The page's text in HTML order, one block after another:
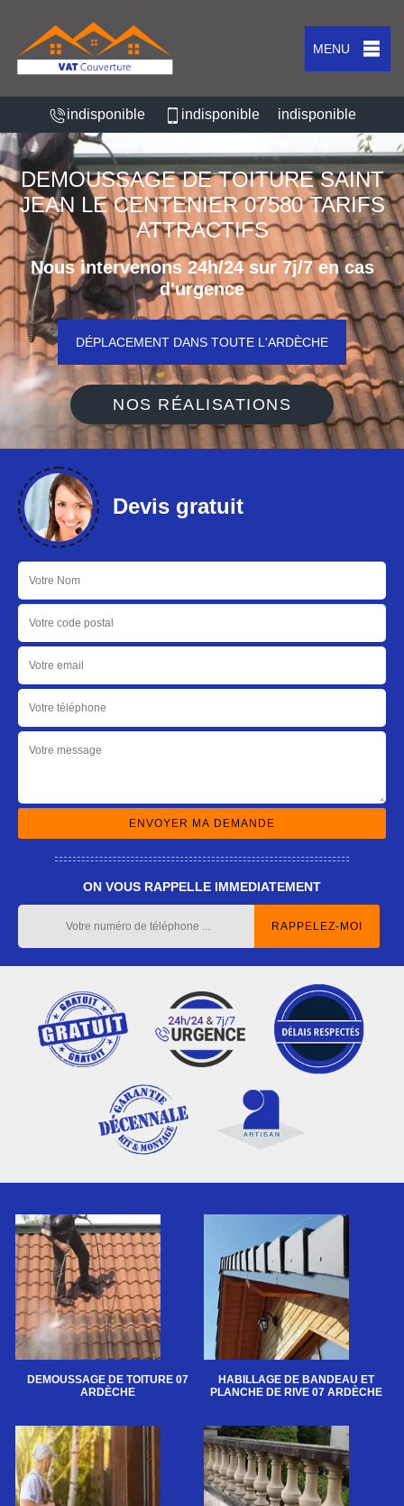
MENU
indisponible indisponible indisponible
DEMOUSSAGE DE TOITURE SAINT
JEAN LE CENTENIER 07580 TARIFS
ATTRACTIFS
Nous intervenons 24h/24 sur 7j/7 en cas
d'urgence
DÉPLACEMENT DANS TOUTE L'ARDÈCHE
NOS RÉALISATIONS
Devis gratuit
ON VOUS RAPPELLE IMMEDIATEMENT
DEMOUSSAGE DE TOITURE 07
ARDÈCHE
HABILLAGE DE BANDEAU ET
PLANCHE DE RIVE 07 ARDÈCHE